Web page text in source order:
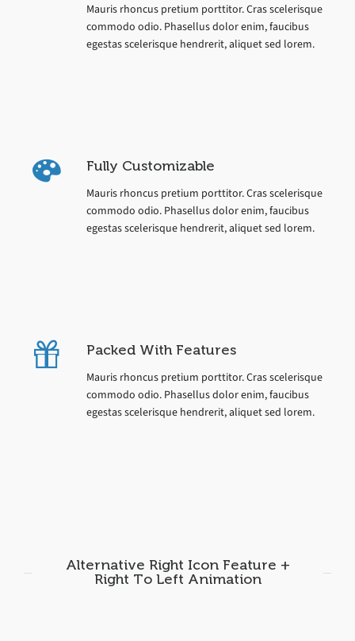
Mauris rhoncus pretium porttitor. Cras scelerisque
commodo odio. Phasellus dolor enim, faucibus
egestas scelerisque hendrerit, aliquet sed lorem.
Fully Customizable
Mauris rhoncus pretium porttitor. Cras scelerisque
commodo odio. Phasellus dolor enim, faucibus
egestas scelerisque hendrerit, aliquet sed lorem.
Packed With Features
Mauris rhoncus pretium porttitor. Cras scelerisque
commodo odio. Phasellus dolor enim, faucibus
egestas scelerisque hendrerit, aliquet sed lorem.
Alternative Right Icon Feature +
Right To Left Animation